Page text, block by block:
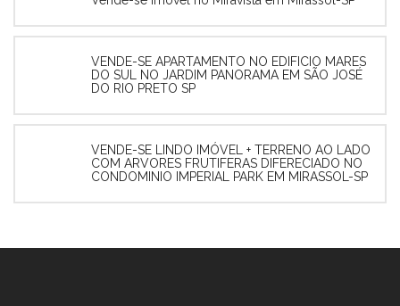
VENDE-SE APARTAMENTO NO EDIFICIO MARES
DO SUL NO JARDIM PANORAMA EM SÃO JOSÉ
DO RIO PRETO SP
VENDE-SE LINDO IMÓVEL + TERRENO AO LADO
COM ARVORES FRUTIFERAS DIFERECIADO NO
CONDOMINIO IMPERIAL PARK EM MIRASSOL-SP